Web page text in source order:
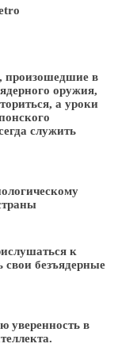
произошедшие в
оружия,
а уроки
служить
к
свои безъядерные
уверенность в